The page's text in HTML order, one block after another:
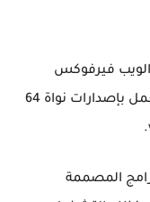
فيرفوكس
firefox خصيصًا لأجهزة الكمبيوتر التي تعمل بإصدارات نواة 64
المصممة